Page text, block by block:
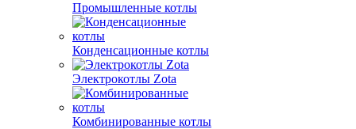
Промышленные котлы
Конденсационные котлы
Электрокотлы Zota
Комбинированные котлы